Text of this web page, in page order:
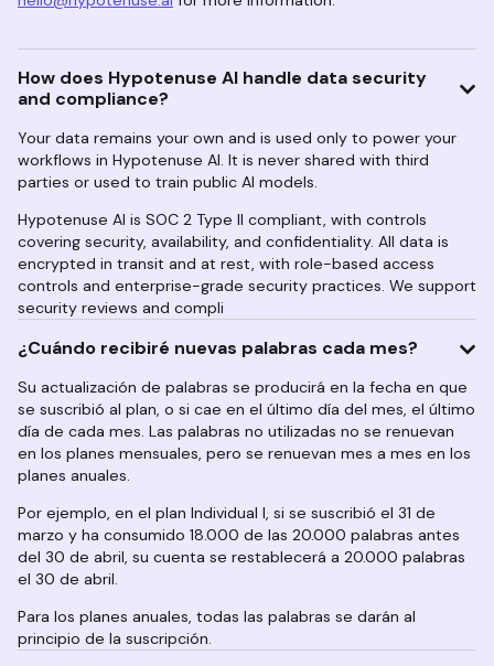
How does Hypotenuse AI handle data security
and compliance?
Your data remains your own and is used only to power your
workflows in Hypotenuse AI. It is never shared with third
parties or used to train public AI models.
Hypotenuse AI is SOC 2 Type II compliant, with controls
covering security, availability, and confidentiality. All data is
encrypted in transit and at rest, with role-based access
controls and enterprise-grade security practices. We support
security reviews and compli
¿Cuándo recibiré nuevas palabras cada mes?
Su actualización de palabras se producirá en la fecha en que
se suscribió al plan, o si cae en el último día del mes, el último
día de cada mes. Las palabras no utilizadas no se renuevan
en los planes mensuales, pero se renuevan mes a mes en los
planes anuales.
Por ejemplo, en el plan Individual I, si se suscribió el 31 de
marzo y ha consumido 18.000 de las 20.000 palabras antes
del 30 de abril, su cuenta se restablecerá a 20.000 palabras
el 30 de abril.
Para los planes anuales, todas las palabras se darán al
principio de la suscripción.